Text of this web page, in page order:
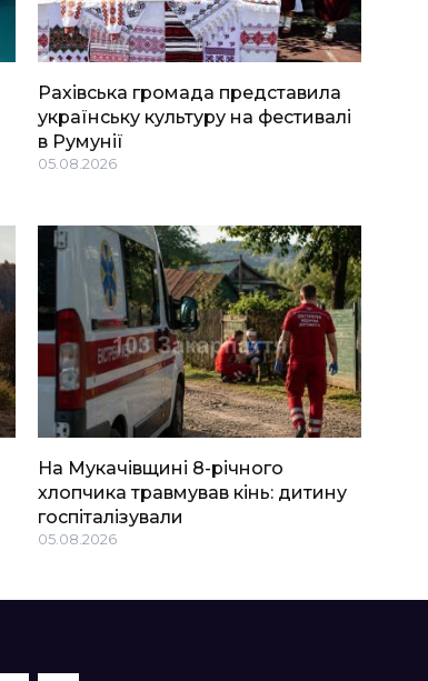
Рахівська громада представила
українську культуру на фестивалі
в Румунії
05.08.2026
На Мукачівщині 8-річного
хлопчика травмував кінь: дитину
госпіталізували
05.08.2026